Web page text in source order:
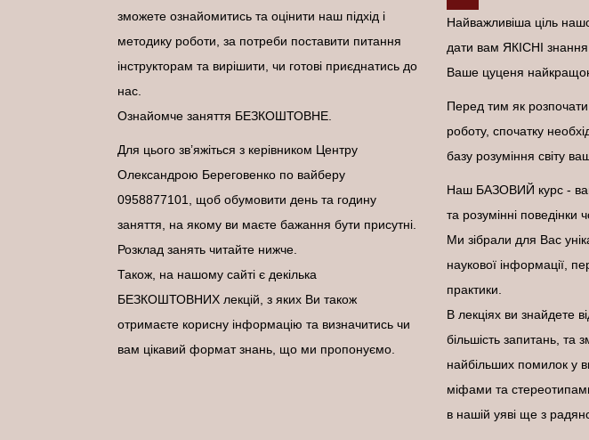
зможете ознайомитись та оцінити наш підхід і
методику роботи, за потреби поставити питання
інструкторам та вирішити, чи готові приєднатись до
нас.
Ознайомче заняття БЕЗКОШТОВНЕ.
Для цього зв’яжіться з керівником Центру
Олександрою Береговенко по вайберу
0958877101, щоб обумовити день та годину
заняття, на якому ви маєте бажання бути присутні.
Розклад занять читайте нижче.
Також, на нашому сайті є декілька
БЕЗКОШТОВНИХ лекцій, з яких Ви також
отримаєте корисну інформацію та визначитись чи
вам цікавий формат знань, що ми пропонуємо.
Найважливіша ціль
дати вам ЯКІСНІ знання
Ваше цуценя
Перед тим як розпочати
роботу, спочатку
базу розуміння світу
Наш БАЗОВИЙ курс -
та розумінні
Ми зібрали для Вас
наукової інформації,
практики.
В лекціях ви знайдете
більшість запитань, та
найбільших помилок у
міфами та
в нашій уяві ще з